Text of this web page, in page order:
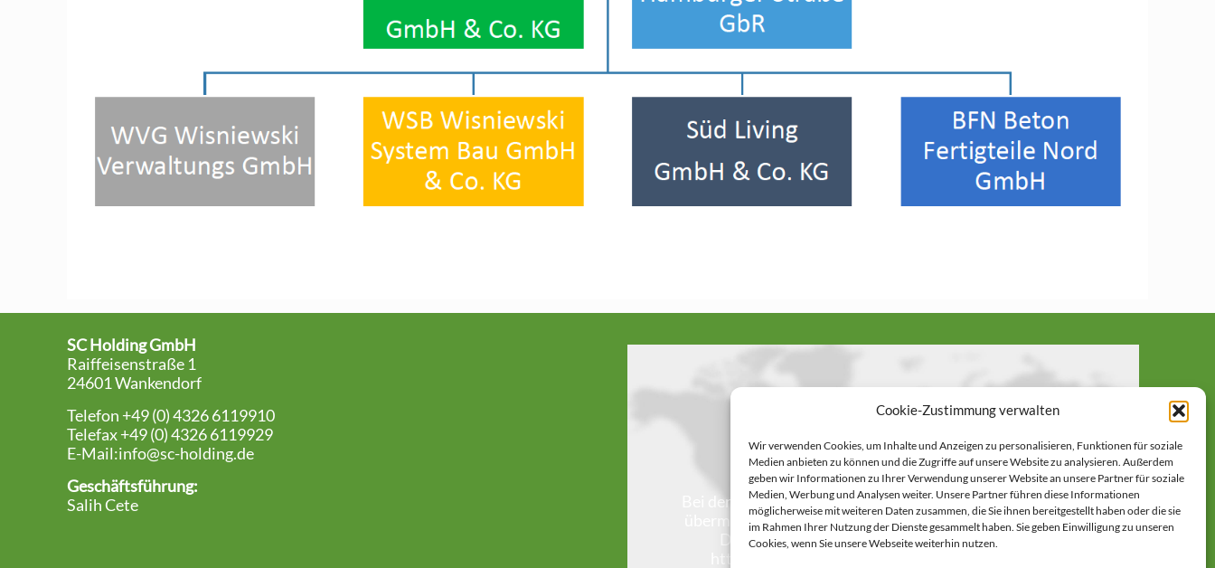
Cookie-Zustimmung verwalten
Wir verwenden Cookies, um Inhalte und Anzeigen zu personalisieren, Funktionen für soziale
Medien anbieten zu können und die Zugriffe auf unsere Website zu analysieren. Außerdem
geben wir Informationen zu Ihrer Verwendung unserer Website an unsere Partner für soziale
Medien, Werbung und Analysen weiter. Unsere Partner führen diese Informationen
möglicherweise mit weiteren Daten zusammen, die Sie ihnen bereitgestellt haben oder die sie
im Rahmen Ihrer Nutzung der Dienste gesammelt haben. Sie geben Einwilligung zu unseren
Cookies, wenn Sie unsere Webseite weiterhin nutzen.
SC Holding GmbH
Raiffeisenstraße 1
24601 Wankendorf
Telefon +49 (0) 4326 6119910
Telefax +49 (0) 4326 6119929
E-Mail:info@sc-holding.de
Geschäftsführung:
Salih Cete
Anbieter: Google Ireland Limited
Bei der Nutzung dieses Dienstes werden Daten an Google
übermittelt, außerdem ist es wahrscheinlich dass Google
Daten (z.B. Cookies) auf Ihrem Gerät speichert.